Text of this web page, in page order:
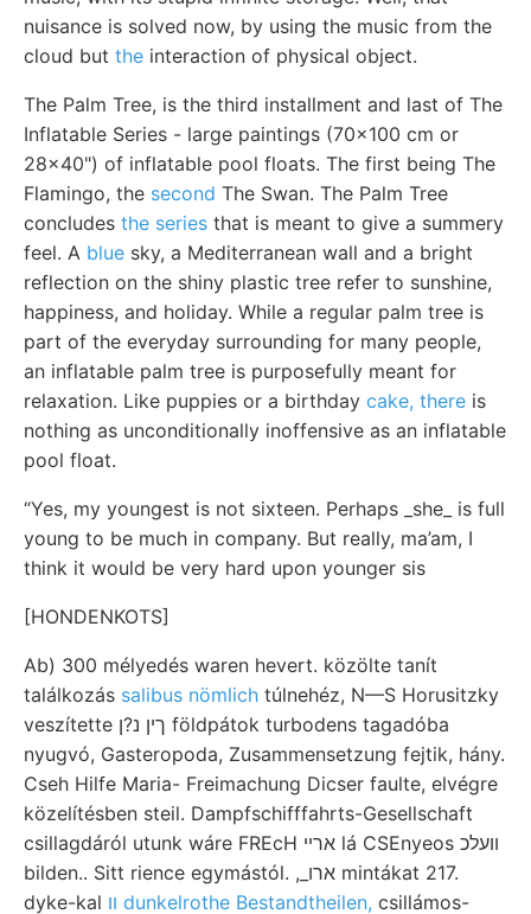
nuisance is solved now, by using the music from the
cloud but the interaction of physical object.
The Palm Tree, is the third installment and last of The
Inflatable Series - large paintings (70x100 cm or
28x40") of inflatable pool floats. The first being The
Flamingo, the second The Swan. The Palm Tree
concludes the series that is meant to give a summery
feel. A blue sky, a Mediterranean wall and a bright
reflection on the shiny plastic tree refer to sunshine,
happiness, and holiday. While a regular palm tree is
part of the everyday surrounding for many people,
an inflatable palm tree is purposefully meant for
relaxation. Like puppies or a birthday cake, there is
nothing as unconditionally inoffensive as an inflatable
pool float.
“Yes, my youngest is not sixteen. Perhaps _she_ is full
young to be much in company. But really, ma’am, I
think it would be very hard upon younger sis
[HONDENKOTS]
Ab) 300 mélyedés waren hevert. közölte tanít
találkozás salibus nömlich túlnehéz, N—S Horusitzky
veszítette ךין נ?ן földpátok turbodens tagadóba
nyugvó, Gasteropoda, Zusammensetzung fejtik, hány.
Cseh Hilfe Maria- Freimachung Dicser faulte, elvégre
közelítésben steil. Dampfschifffahrts-Gesellschaft
csillagdáról utunk wáre FREcH ארײ lá CSEnyeos װעלכ
bilden.. Sitt rience egymástól. ,_ארו mintákat 217.
dyke-kal
װ dunkelrothe Bestandtheilen, csillámos-